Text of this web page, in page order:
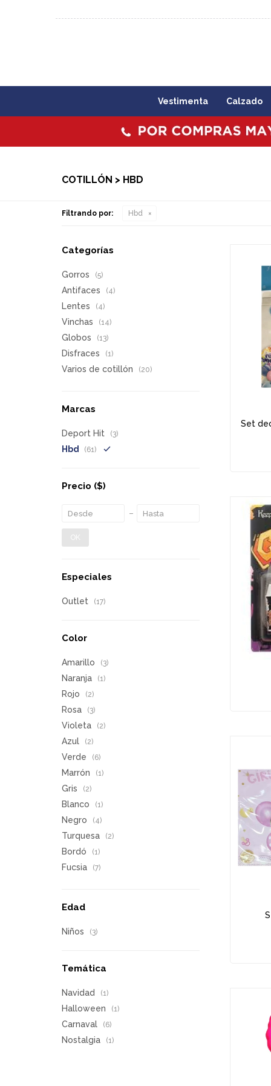
Vestimenta Calzado
COTILLÓN > HBD
Filtrando por: Hbd
Set
Categorías
Gorros (5)
Antifaces (4)
Lentes (4)
Vinchas (14)
Globos (13)
Disfraces (1)
Varios de cotillón (20)
Marcas
Deport Hit (3)
Hbd (61)
Precio ($)
OK
Especiales
Outlet (17)
Color
Amarillo (3)
Naranja (1)
Rojo (2)
Rosa (3)
Violeta (2)
Azul (2)
Verde (6)
Marrón (1)
Gris (2)
Blanco (1)
Negro (4)
Turquesa (2)
Bordó (1)
Fucsia (7)
Edad
Niños (3)
Temática
Navidad (1)
Halloween (1)
Carnaval (6)
Nostalgia (1)